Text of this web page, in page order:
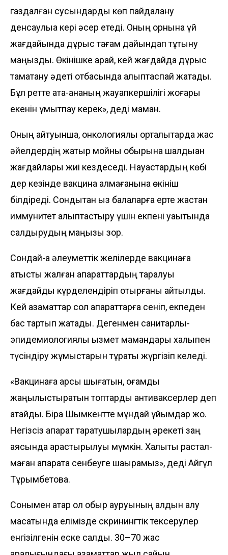
газдалған сусындарды көп пайдалану
денсаулыққа кері әсер етеді. Оның орнына үй
жағдайында дұрыс тағам да­йындап тұтыну
маңызды. Өкінішке қарай, кей жағдайда дұрыс
тамақтану әдеті отбасында қалыптаспай жатады.
Бұл ретте ата-ананың жауапкершілігі жоғары
екенін ұмытпау керек», деді маман.
Оның айтуынша, онкологиялық орталықтарда жас
әйелдердің жатыр мойны обырына шалдыққан
жағдайлары жиі кездеседі. Науқастардың көбі
дер кезінде вакцина алмағанына өкініш
білдіреді. Сондықтан қыз балаларға ерте жастан
иммунитет қалыптастыру үшін екпені уақытында
салдырудың маңызы зор.
Сондай-ақ әлеуметтік желілерде вакцинаға
қатысты жалған ақпарат­тардың таралуы
жағдайды күрделендіріп отырғаны айтылды.
Кей азаматтар сол ақпараттарға сеніп, екпеден
бас тартып жатады. Дегенмен санитарлық-
эпидемиологиялық қызмет мамандары халықпен
түсіндіру жұмыстарын тұрақты жүргізіп келеді.
«Вакцинаға қарсы шығатын, қоғамды
жаңылыстыратын топтарды антиваксерлер деп
атайды. Бірақ Шымкентте мұндай ұйымдар жоқ.
Негізсіз ақпарат таратушылардың әрекеті заң
аясында қарастырылуы мүмкін. Халықты растал­
маған ақпаратқа сенбеуге шақырамыз», деді Айгүл
Тұрымбетова.
Сонымен қатар ол обыр ауруының алдын алу
мақсатында елімізде скринингтік тексерулер
енгізілгенін еске салды. 30–70 жас